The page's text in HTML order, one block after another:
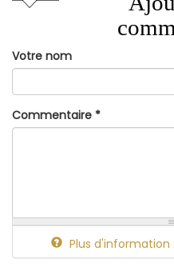
Votre nom
Commentaire *
Plus